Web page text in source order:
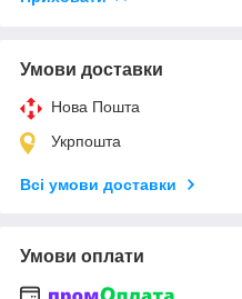
Умови доставки
Нова Пошта
Укрпошта
Всі умови доставки
Умови оплати